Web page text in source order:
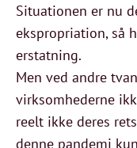
Situationen er nu
ekspropriation, så
erstatning.
Men ved andre
virksomhederne
reelt ikke deres
denne pandemi